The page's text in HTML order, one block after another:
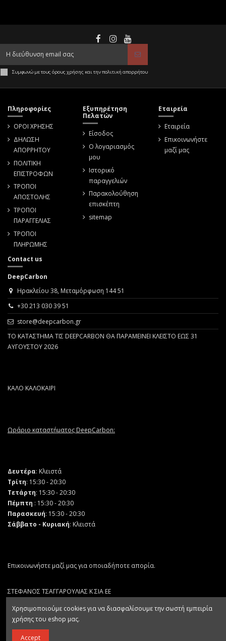
Συμφωνώ με τους όρους χρήσης και την πολιτική απορρήτου
Πληροφορίες
ΟΡΟΙ ΧΡΗΣΗΣ
ΔΗΛΩΣΗ
ΑΠΟΡΡΗΤΟΥ
ΠΟΛΙΤΙΚΗ
ΕΠΙΣΤΡΟΦΩΝ
ΤΡΟΠΟΙ
ΑΠΟΣΤΟΛΗΣ
ΤΡΟΠΟΙ
ΠΑΡΑΓΓΕΛΙΑΣ
ΤΡΟΠΟΙ
ΠΛΗΡΩΜΗΣ
Εξυπηρέτηση
Πελατών
Είσοδος
Ο λογαριασμός
μου
Ιστορικό
παραγγελιών
Παρακολούθηση
επισκέπτη
sitemap
Εταιρεία
Εταιρεία
Επικοινωνήστε
μαζί μας
Contact us
DeepCarbon
Ηρακλείου 38, Μεταμόρφωση 144 51
+30 213 030 39 51
store@deepcarbon.gr
ΤΟ ΚΑΤΑΣΤΗΜΑ ΤΙΣ DEEPCARBON ΘΑ ΠΑΡΑΜΕΙΝΕΙ ΚΛΕΙΣΤΟ ΕΩΣ 31
ΑΥΓΟΥΣΤΟΥ 2026
ΚΑΛΟ ΚΑΛΟΚΑΙΡΙ
Ωράριο καταστήματος DeepCarbon:
Δευτέρα: Κλειστά
Τρίτη: 15:30 - 20:30
Τετάρτη: 15:30 - 20:30
Πέμπτη : 15:30 - 20:30
Παρασκευή: 15:30 - 20:30
Σάββατο - Κυριακή: Κλειστά
Επικοινωνήστε μαζί μας για οποιαδήποτε απορία.
ΣΤΕΦΑΝΟΣ ΤΣΑΓΓΑΡΟΥΛΙΑΣ Κ ΣΙΑ ΕΕ
Χρησιμοποιούμε cookies για να διασφαλίσουμε την σωστή εμπειρία
χρήσης του eshop μας.
Accept